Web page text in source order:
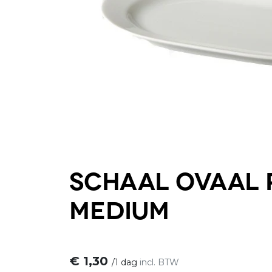
Schaal ovaal
medium
€ 1,30 /1 dag incl. BTW